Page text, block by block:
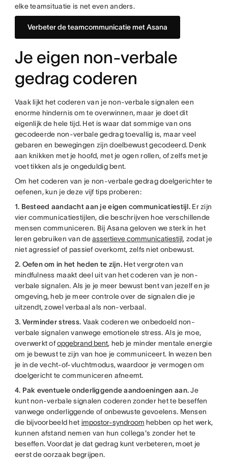
elke teamsituatie is net even anders.
Verbeter de teamcommunicatie met Asana
Je eigen non-verbale
gedrag coderen
Vaak lijkt het coderen van je non-verbale signalen een
enorme hindernis om te overwinnen, maar je doet dit
eigenlijk de hele tijd. Het is waar dat sommige van ons
gecodeerde non-verbale gedrag toevallig is, maar veel
gebaren en bewegingen zijn doelbewust gecodeerd. Denk
aan knikken met je hoofd, met je ogen rollen, of zelfs met je
voet tikken als je ongeduldig bent.
Om het coderen van je non-verbale gedrag doelgerichter te
oefenen, kun je deze vijf tips proberen:
1. Besteed aandacht aan je eigen communicatiestijl.Er zijn
vier communicatiestijlen, die beschrijven hoe verschillende
mensen communiceren. Bij Asana geloven we sterk in het
leren gebruiken van deassertieve communicatiestijl, zodat je
niet agressief of passief overkomt, zelfs niet onbewust.
2. Oefen om in het heden te zijn.Het vergroten van
mindfulness maakt deel uit van het coderen van je non-
verbale signalen. Als je je meer bewust bent van jezelf en je
omgeving, heb je meer controle over de signalen die je
uitzendt, zowel verbaal als non-verbaal.
3. Verminder stress. Vaak coderen we onbedoeld non-
verbale signalen vanwege emotionele stress. Als je moe,
overwerkt ofopgebrand bent, heb je minder mentale energie
om je bewust te zijn van hoe je communiceert. In wezen ben
je in de vecht-of-vluchtmodus, waardoor je vermogen om
doelgericht te communiceren afneemt.
4. Pak eventuele onderliggende aandoeningen aan.Je
kunt non-verbale signalen coderen zonder het te beseffen
vanwege onderliggende of onbewuste gevoelens. Mensen
die bijvoorbeeld het impostor-syndroom hebben op het werk,
kunnen afstand nemen van hun collega's zonder het te
beseffen. Voordat je dat gedrag kunt verbeteren, moet je
eerst de oorzaak begrijpen.